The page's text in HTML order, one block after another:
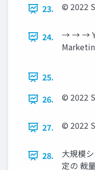
23. © 2022
24.
→ → →
25.
26.
© 2022
27. © 2022
28.
大規模
定の 裁